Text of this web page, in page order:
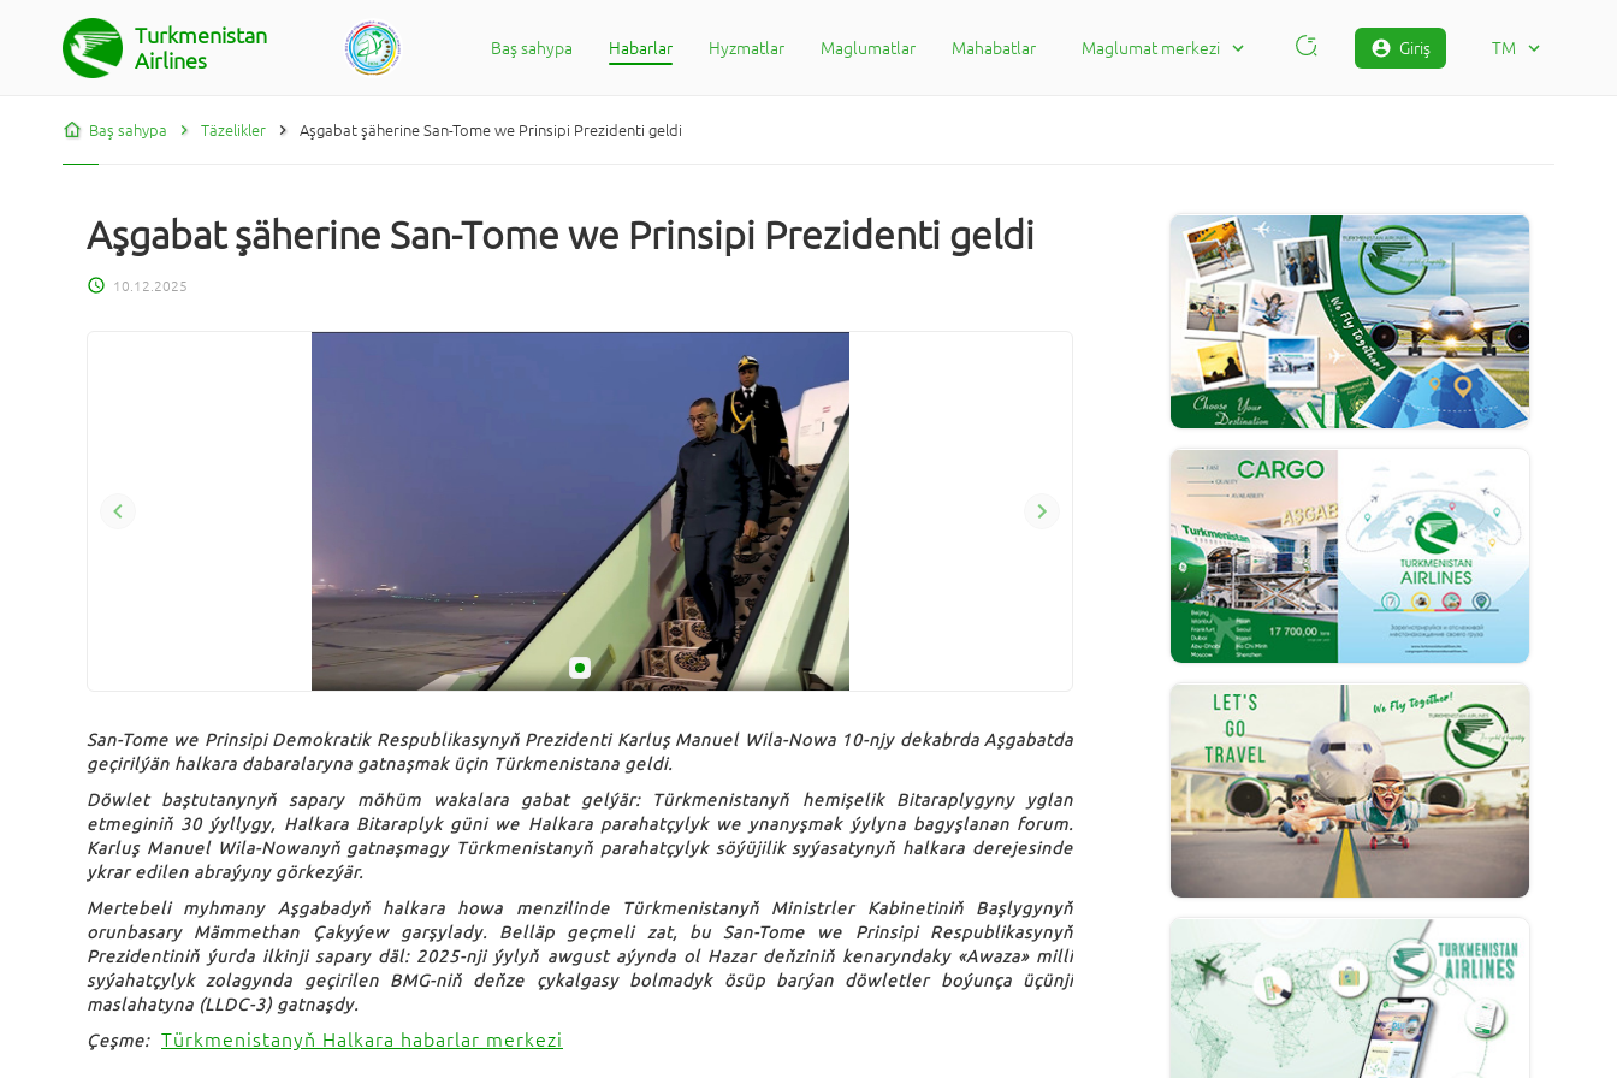
Turkmenistan
Airlines
Baş sahypa Habarlar Hyzmatlar Maglumatlar Mahabatlar Maglumat merkezi Giriş TM
Baş sahypa Täzelikler Aşgabat şäherine San-Tome we Prinsipi Prezidenti geldi
Aşgabat şäherine San-Tome we Prinsipi Prezidenti geldi
10.12.2025
San-Tome we Prinsipi Demokratik Respublikasynyň Prezidenti Karluş Manuel Wila-Nowa 10-njy dekabrda Aşgabatda
geçirilýän halkara dabaralaryna gatnaşmak üçin Türkmenistana geldi.
Döwlet baştutanynyň sapary möhüm wakalara gabat gelýär: Türkmenistanyň hemişelik Bitaraplygyny yglan
etmeginiň 30 ýyllygy, Halkara Bitaraplyk güni we Halkara parahatçylyk we ynanyşmak ýylyna bagyşlanan forum.
Karluş Manuel Wila-Nowanyň gatnaşmagy Türkmenistanyň parahatçylyk söýüjilik syýasatynyň halkara derejesinde
ykrar edilen abraýyny görkezýär.
Mertebeli myhmany Aşgabadyň halkara howa menzilinde Türkmenistanyň Ministrler Kabinetiniň Başlygynyň
orunbasary Mämmethan Çakyýew garşylady. Belläp geçmeli zat, bu San-Tome we Prinsipi Respublikasynyň
Prezidentiniň ýurda ilkinji sapary däl: 2025-nji ýylyň awgust aýynda ol Hazar deňziniň kenaryndaky «Awaza» milli
syýahatçylyk zolagynda geçirilen BMG-niň deňze çykalgasy bolmadyk ösüp barýan döwletler boýunça üçünji
maslahatyna (LLDC-3) gatnaşdy.
Çeşme: Türkmenistanyň Halkara habarlar merkezi